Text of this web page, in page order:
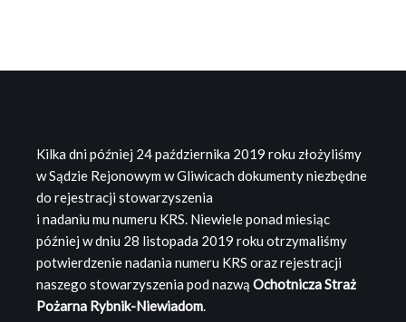
Kilka dni później 24 października 2019 roku złożyliśmy
w Sądzie Rejonowym w Gliwicach dokumenty niezbędne
do rejestracji stowarzyszenia
i nadaniu mu numeru KRS. Niewiele ponad miesiąc
później w dniu 28 listopada 2019 roku otrzymaliśmy
potwierdzenie nadania numeru KRS oraz rejestracji
naszego stowarzyszenia pod nazwą Ochotnicza Straż
Pożarna Rybnik-Niewiadom.